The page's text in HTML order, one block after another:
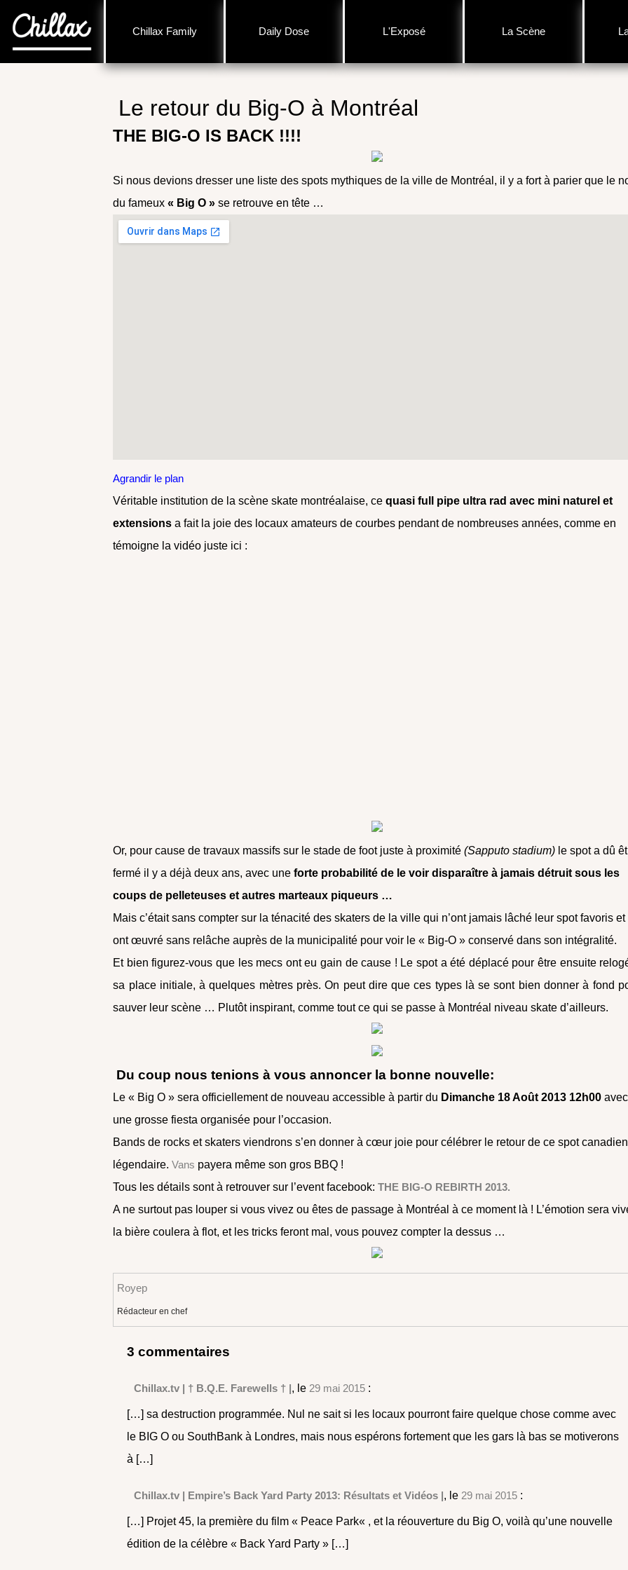
Chillax Family Daily Dose L'Exposé La Scène
Le retour du Big-O à Montréal
THE BIG-O IS BACK !!!!
Si nous devions dresser une liste des spots mythiques de la ville de Montréal, il y a fort à parier que le
du fameux« Big O » se retrouve en tête …
Agrandir le plan
Véritable institution de la scène skate montréalaise, cequasi full pipe ultra rad avec mini naturel et
extensions a fait la joie des locaux amateurs de courbes pendant de nombreuses années, comme en
témoigne la vidéo juste ici :
Or, pour cause de travaux massifs sur le stade de foot juste à proximité(Sapputo stadium) le spot a dû
fermé il y a déjà deux ans, avec une forte probabilité de le voir disparaître à jamais détruit sous les
coups de pelleteuses et autres marteaux piqueurs …
Mais c’était sans compter sur la ténacité des skaters de la ville qui n’ont jamais lâché leur spot favoris et
ont œuvré sans relâche auprès de la municipalité pour voir le « Big-O » conservé dans son intégralité.
Et bien figurez-vous que les mecs ont eu gain de cause ! Le spot a été déplacé pour être ensuite
sa place initiale, à quelques mètres près. On peut dire que ces types là se sont bien donner à fond
sauver leur scène … Plutôt inspirant, comme tout ce qui se passe à Montréal niveau skate d’ailleurs.
Du coup nous tenions à vous annoncer la bonne nouvelle:
Le « Big O » sera officiellement de nouveau accessible à partir du Dimanche 18 Août 2013 12h00 avec
une grosse fiesta organisée pour l’occasion.
Bands de rocks et skaters viendrons s’en donner à cœur joie pour célébrer le retour de ce spot canadien
légendaire.Vans payera même son gros BBQ !
Tous les détails sont à retrouver sur l’event facebook:THE BIG-O REBIRTH 2013.
A ne surtout pas louper si vous vivez ou êtes de passage à Montréal à ce moment là ! L’émotion sera
la bière coulera à flot, et les tricks feront mal, vous pouvez compter la dessus …
Royep
Rédacteur en chef
3 commentaires
Chillax.tv | † B.Q.E. Farewells † |, le 29 mai 2015 :
[…] sa destruction programmée. Nul ne sait si les locaux pourront faire quelque chose comme avec
le BIG O ou SouthBank à Londres, mais nous espérons fortement que les gars là bas se motiverons
à […]
Chillax.tv | Empire’s Back Yard Party 2013: Résultats et Vidéos |, le 29 mai 2015 :
[…] Projet 45, la première du film « Peace Park« , et la réouverture du Big O, voilà qu’une nouvelle
édition de la célèbre « Back Yard Party » […]